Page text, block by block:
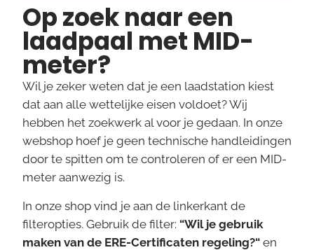
Op zoek naar een
laadpaal met MID-
meter?
Wil je zeker weten dat je een laadstation kiest
dat aan alle wettelijke eisen voldoet? Wij
hebben het zoekwerk al voor je gedaan. In onze
webshop hoef je geen technische handleidingen
door te spitten om te controleren of er een MID-
meter aanwezig is.
In onze shop vind je aan de linkerkant de
filteropties. Gebruik de filter: “Wil je gebruik
maken van de ERE-Certificaten regeling?“ en